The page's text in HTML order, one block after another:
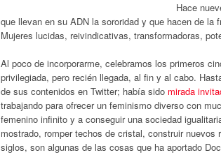
Hace
que llevan en su ADN la sororidad y que hacen de
Mujeres lucidas, reivindicativas, transformadoras,
Al poco de incorporarme, celebramos los primeros
privilegiada, pero recién llegada, al fin y al cabo.
de sus contenidos en Twitter; había sido mirada
trabajando para ofrecer un feminismo diverso con
femenino infinito y a conseguir una sociedad
mostrado, romper techos de cristal, construir
siglos, son algunas de las cosas que ha aportado